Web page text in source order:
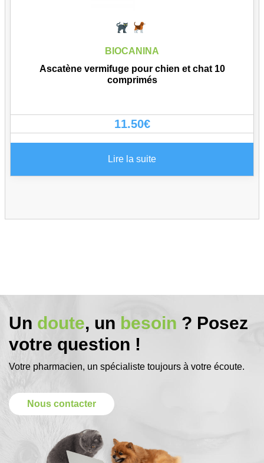
BIOCANINA
Ascatène vermifuge pour chien et chat 10
comprimés
11.50€
Lire la suite
Un doute, un besoin ? Posez
votre question !
Votre pharmacien, un spécialiste toujours à votre écoute.
Nous contacter